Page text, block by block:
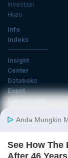
Investasi
Hijau
Info
Indeks
Insight
Center
Databoks
Event
KatadataOto
Email